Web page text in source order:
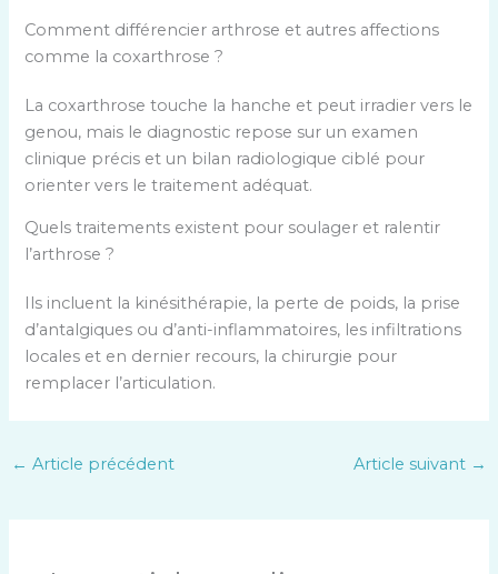
Comment différencier arthrose et autres affections
comme la coxarthrose ?
La coxarthrose touche la hanche et peut irradier vers le
genou, mais le diagnostic repose sur un examen
clinique précis et un bilan radiologique ciblé pour
orienter vers le traitement adéquat.
Quels traitements existent pour soulager et ralentir
l’arthrose ?
Ils incluent la kinésithérapie, la perte de poids, la prise
d’antalgiques ou d’anti-inflammatoires, les infiltrations
locales et en dernier recours, la chirurgie pour
remplacer l’articulation.
← Article précédent Article suivant →